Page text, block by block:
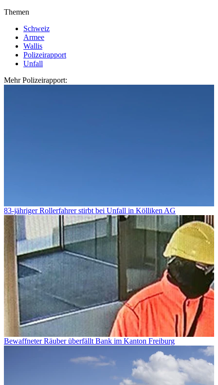
Themen
Schweiz
Armee
Wallis
Polizeirapport
Unfall
Mehr Polizeirapport:
83-jähriger Rollerfahrer stirbt bei Unfall in Kölliken AG
Bewaffneter Räuber überfällt Bank im Kanton Freiburg